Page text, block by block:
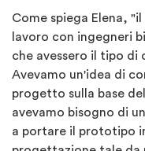
Come spiega Elena,
lavoro con ingegneri
che avessero il tipo di
Avevamo un'idea di
progetto sulla base
avevamo bisogno di
a portare il prototipo